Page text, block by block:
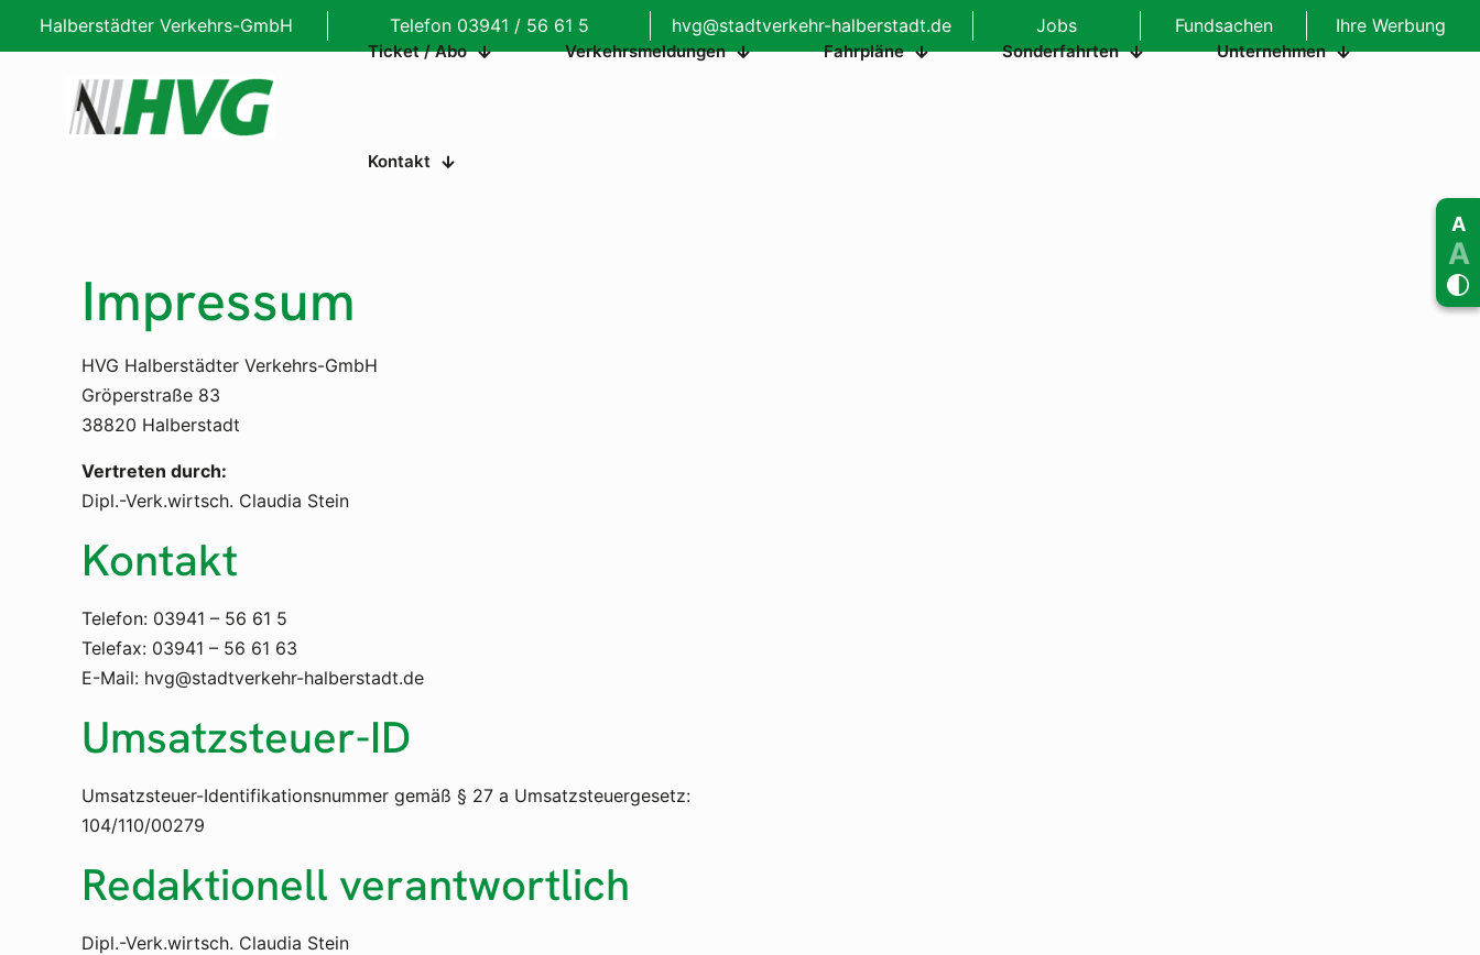
A
A
Halberstädter Verkehrs-GmbH Telefon 03941 / 56 61 5 hvg@stadtverkehr-halberstadt.de Jobs Fundsachen Ihre Werbung
Ticket / Abo Verkehrsmeldungen Fahrpläne Sonderfahrten Unternehmen
Kontakt
Impressum
HVG Halberstädter Verkehrs-GmbH
Gröperstraße 83
38820 Halberstadt
Vertreten durch:
Dipl.-Verk.wirtsch. Claudia Stein
Kontakt
Telefon: 03941 – 56 61 5
Telefax: 03941 – 56 61 63
E-Mail: hvg@stadtverkehr-halberstadt.de
Umsatzsteuer-ID
Umsatzsteuer-Identifikationsnummer gemäß § 27 a Umsatzsteuergesetz:
104/110/00279
Redaktionell verantwortlich
Dipl.-Verk.wirtsch. Claudia Stein